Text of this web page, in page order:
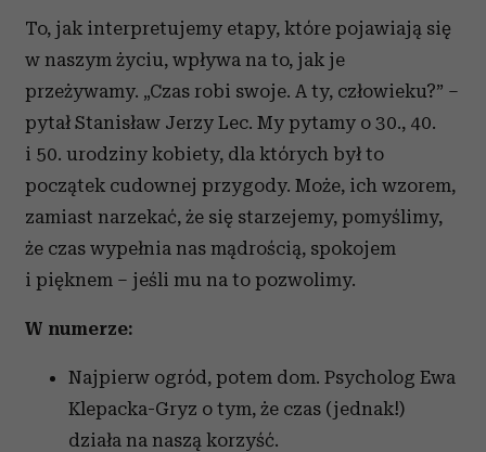
To, jak interpretujemy etapy, które pojawiają się
w naszym życiu, wpływa na to, jak je
przeżywamy. „Czas robi swoje. A ty, człowieku?” –
pytał Stanisław Jerzy Lec. My pytamy o 30., 40.
i 50. urodziny kobiety, dla których był to
początek cudownej przygody. Może, ich wzorem,
zamiast narzekać, że się starzejemy, pomyślimy,
że czas wypełnia nas mądrością, spokojem
i pięknem – jeśli mu na to pozwolimy.
W numerze:
Najpierw ogród, potem dom. Psycholog Ewa
Klepacka-Gryz o tym, że czas (jednak!)
działa na naszą korzyść.